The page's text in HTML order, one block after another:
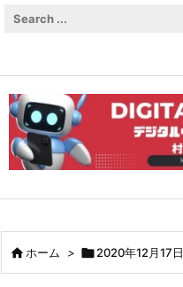
ホーム > 2020年12月17日